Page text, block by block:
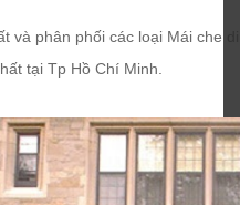
và phân phối các loại Mái che
tại Tp Hồ Chí Minh.